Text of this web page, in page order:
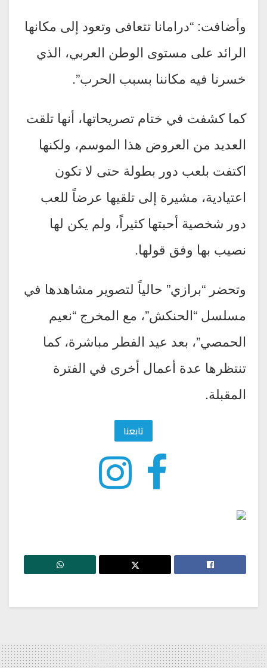
وأضافت: “درامانا تتعافى وتعود إلى مكانها
الرائد على مستوى الوطن العربي، الذي
خسرنا فيه مكاننا بسبب الحرب”.
كما كشفت في ختام تصريحاتها، أنها تلقت
العديد من العروض هذا الموسم، ولكنها
اكتفت بلعب دور بطولة حتى لا تكون
اعتيادية، مشيرة إلى تلقيها عرضاً للعب
دور شخصية أحبتها كثيراً، ولم يكن لها
نصيب بها وفق قولها.
وتحضر “برازي” حالياً لتصوير مشاهدها في
مسلسل “الحنكش”، مع المخرج “نعيم
الحمصي”، بعد عيد الفطر مباشرة، كما
تنتظرها عدة أعمال أخرى في الفترة
المقبلة.
تابعنا